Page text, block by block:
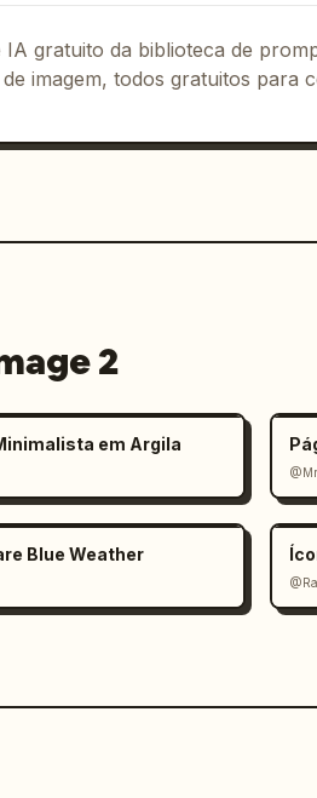
IA gratuito da biblioteca de
imagem, todos gratuitos para
2
em Argila
Blue Weather